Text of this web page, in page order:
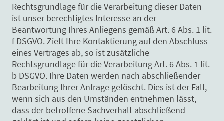
Rechtsgrundlage für die Verarbeitung dieser Daten
ist unser berechtigtes Interesse an der
Beantwortung Ihres Anliegens gemäß Art. 6 Abs. 1 lit.
f DSGVO. Zielt Ihre Kontaktierung auf den Abschluss
eines Vertrages ab, so ist zusätzliche
Rechtsgrundlage für die Verarbeitung Art. 6 Abs. 1 lit.
b DSGVO. Ihre Daten werden nach abschließender
Bearbeitung Ihrer Anfrage gelöscht. Dies ist der Fall,
wenn sich aus den Umständen entnehmen lässt,
dass der betroffene Sachverhalt abschließend